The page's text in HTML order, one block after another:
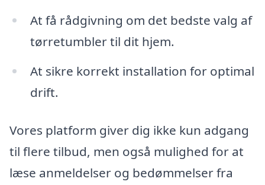
At få rådgivning om det bedste valg af
tørretumbler til dit hjem.
At sikre korrekt installation for optimal
drift.
Vores platform giver dig ikke kun adgang
til flere tilbud, men også mulighed for at
læse anmeldelser og bedømmelser fra